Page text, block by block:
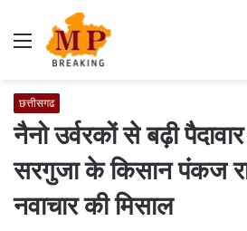
Menu
छत्तीसगढ
नैनो उर्वरकों से बढ़ी
सरगुजा के किसान पंकज
नवाचार की मिसाल